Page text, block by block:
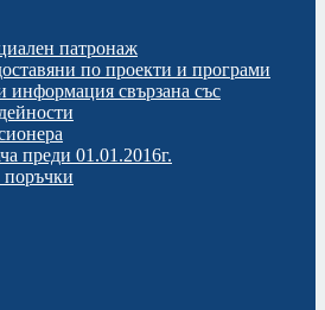
патронаж
по проекти и програми
информация свързана със
преди 01.01.2016г.